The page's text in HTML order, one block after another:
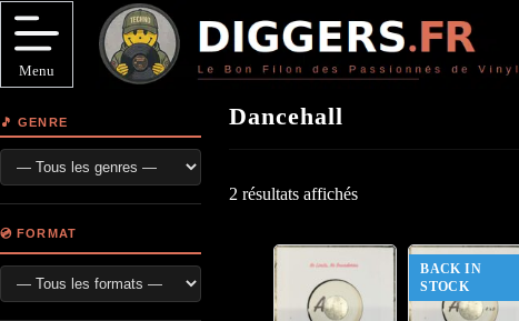
Passer
au
contenu
Menu
Dancehall
2 résultats affichés
BACK IN
STOCK
🎵 GENRE
💿 FORMAT